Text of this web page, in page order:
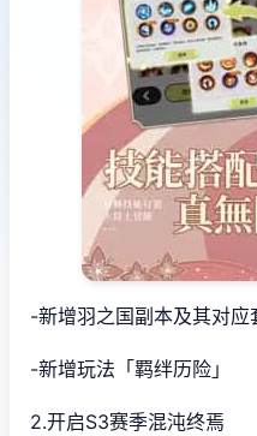
-新增羽之国副本及其对应
-新增玩法「羁绊历险」
2.开启S3赛季混沌终焉